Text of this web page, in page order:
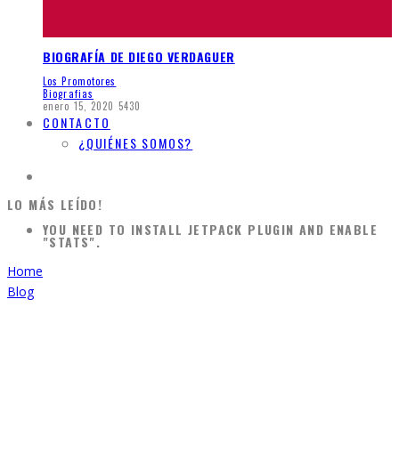
BIOGRAFÍA DE DIEGO VERDAGUER
Los Promotores
Biografias
enero 15, 2020 5430
CONTACTO
¿QUIÉNES SOMOS?
LO MÁS LEÍDO!
YOU NEED TO INSTALL JETPACK PLUGIN AND ENABLE
"STATS".
Home
Blog